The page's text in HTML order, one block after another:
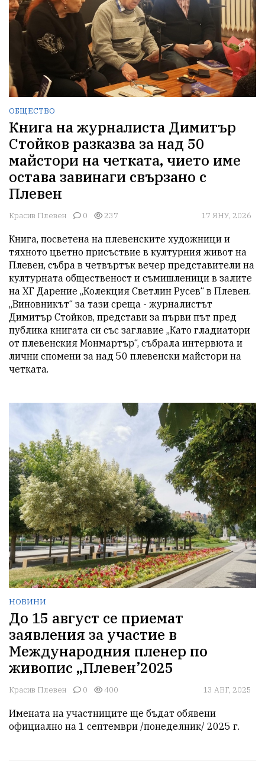
ОБЩЕСТВО
Книга на журналиста Димитър
Стойков разказва за над 50
майстори на четката, чието име
остава завинаги свързано с
Плевен
Красив Плевен 0 237 17 ЯНУ, 2026
Книга, посветена на плевенските художници и
тяхното цветно присъствие в културния живот на
Плевен, събра в четвъртък вечер представители на
културната общественост и съмишленици в залите
на ХГ Дарение „Колекция Светлин Русев“ в Плевен.
„Виновникът“ за тази среща - журналистът
Димитър Стойков, представи за първи път пред
публика книгата си със заглавие „Като гладиатори
от плевенския Монмартър“, събрала интервюта и
лични спомени за над 50 плевенски майстори на
четката.
НОВИНИ
До 15 август се приемат
заявления за участие в
Международния пленер по
живопис „Плевен’2025
Красив Плевен 0 400 13 АВГ, 2025
Имената на участниците ще бъдат обявени
официално на 1 септември /понеделник/ 2025 г.